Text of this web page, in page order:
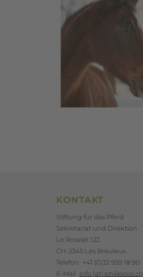
KONTAKT
Stiftung für das Pferd
Sekretariat und Direktion
Le Roselet 122
CH-2345 Les Breuleux
Telefon +41 (0)32 959 18 90
E-Mail info (at) philippos.ch